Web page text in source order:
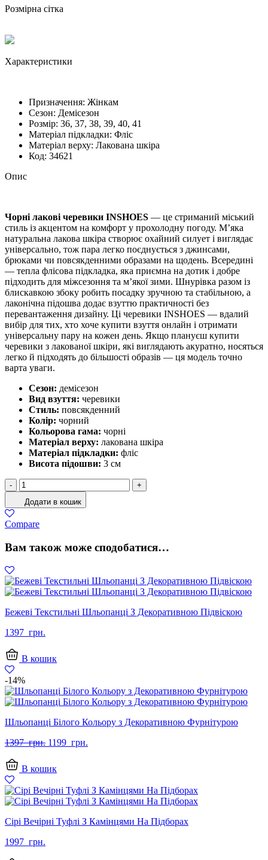
Розмірна сітка
Характеристики
Призначення: Жінкам
Сезон: Демісезон
Розмiр: 36, 37, 38, 39, 40, 41
Матеріал підкладки: Фліс
Матеріал верху: Лакована шкіра
Код: 34621
Опис
Чорні лакові черевики INSHOES — це стриманий міський
стиль із акцентом на комфорт у прохолодну погоду. М’яка
натуральна лакова шкіра створює охайний силует і виглядає
універсально, тож пара легко поєднується з джинсами,
брюками чи повсякденними образами на щодень. Всередині
— тепла флісова підкладка, яка приємна на дотик і добре
підходить для міжсезоння та м’якої зими. Шнурівка разом із
блискавкою збоку робить посадку зручною та стабільною, а
лаконічна підошва додає взуттю практичності без
перевантаження дизайну. Ці черевики INSHOES — вдалий
вибір для тих, хто хоче купити взуття онлайн і отримати
універсальну пару на кожен день. Якщо плануєш купити
черевики з лакованої шкіри, які виглядають акуратно, носяться
легко й підходять до більшості образів — ця модель точно
варта уваги.
Сезон: демісезон
Вид взуття: черевики
Стиль: повсякденний
Колір: чорний
Кольорова гама: чорні
Матеріал верху: лакована шкіра
Матеріал підкладки: фліс
Висота підошви: 3 см
Черевики
Жіночі
Лакована
шкіра
Чорний
-
+
Додати в кошик
Compare
Вам також може сподобатися…
Бежеві Текстильні Шльопанці З Декоративною Підвіскою
1397 грн.
В кошик
-14%
Шльопанці Білого Кольору з Декоративною Фурнітурою
1397 грн. Оригінальна
грн..
1199 грн.
В кошик
Сірі Вечірні Туфлі З Камінцями На Підборах
1997 грн.